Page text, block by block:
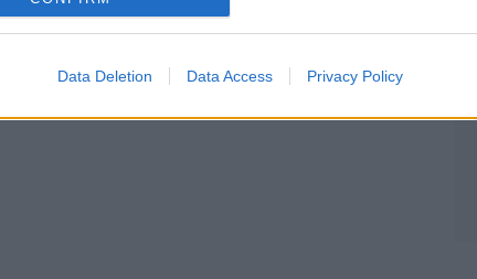
Data Deletion Data Access Privacy Policy